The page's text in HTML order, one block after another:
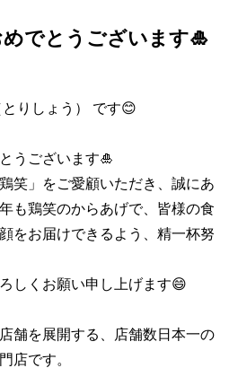
でとうございます🎍
りしょう） です😊
うございます🎍
笑」をご愛顧いただき、誠にあ
も鶏笑のからあげで、皆様の食
をお届けできるよう、精一杯努
しくお願い申し上げます😄
舗を展開する、店舗数日本一の
店です。